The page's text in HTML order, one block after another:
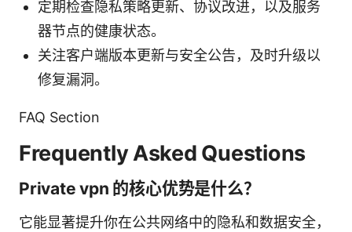
定期检查隐私策略更新、协议改进，以及服务
器节点的健康状态。
关注客户端版本更新与安全公告，及时升级以
修复漏洞。
FAQ Section
Frequently Asked Questions
Private vpn 的核心优势是什么？
它能显著提升你在公共网络中的隐私和数据安全，